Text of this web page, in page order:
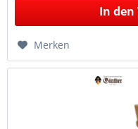
In den
Merken